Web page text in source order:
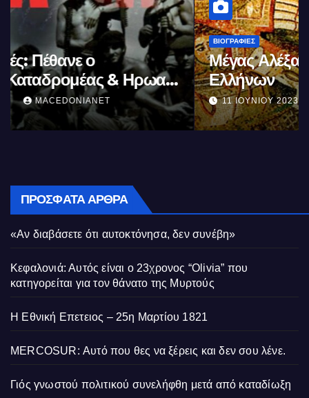
ΒΙΟΓΡΑΦΊΕΣ
Μέγας Αλέξανδρος: Ο μέγιστος των
Ελλήνων
11 ΙΟΥΝΊΟΥ 2023 MACEDONIANET
ΠΡΌΣΦΑΤΑ ΆΡΘΡΑ
«Αν διαβάσετε ότι αυτοκτόνησα, δεν συνέβη»
Κεφαλονιά: Αυτός είναι ο 23χρονος “Olivia” που
κατηγορείται για τον θάνατο της Μυρτούς
Η Εθνική Επετειος – 25η Μαρτίου 1821
MERCOSUR: Αυτό που θες να ξέρεις και δεν σου λένε.
Γιός γνωστού πολιτικού συνελήφθη μετά από καταδίωξη